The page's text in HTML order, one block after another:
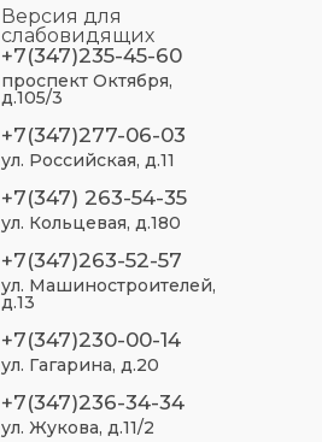
Версия для
слабовидящих
+7(347)235-45-60
проспект Октября,
д.105/3
+7(347)277-06-03
ул. Российская, д.11
+7(347) 263-54-35
ул. Кольцевая, д.180
+7(347)263-52-57
ул. Машиностроителей,
д.13
+7(347)230-00-14
ул. Гагарина, д.20
+7(347)236-34-34
ул. Жукова, д.11/2